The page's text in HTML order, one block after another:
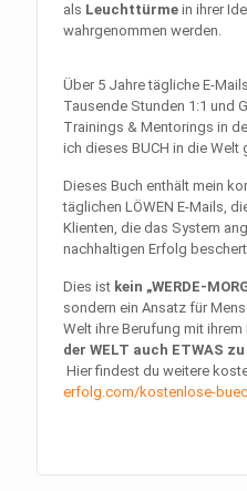
als Leuchttürme in ihrer
wahrgenommen werden.
Über 5 Jahre tägliche E-
Tausende Stunden 1:1 und
Trainings & Mentorings in
ich dieses BUCH in die Welt
Dieses Buch enthält mein
täglichen LÖWEN E-Mails,
Klienten, die das System
nachhaltigen Erfolg
Dies ist kein „WERDE-
sondern ein Ansatz für
Welt ihre Berufung mit
der WELT auch ETWAS zu
Hier findest du weitere
erfolg.com/kostenlose-